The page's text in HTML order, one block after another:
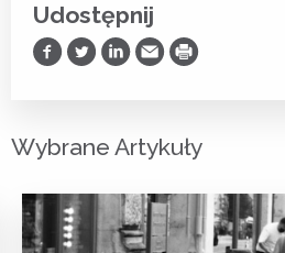
Udostępnij
Udostępnij na Facebooku
Udostępnij na Twitterze
Udostępnij na LinkedIn
Prześlij Emailem
Drukuj
Wybrane Artykuły